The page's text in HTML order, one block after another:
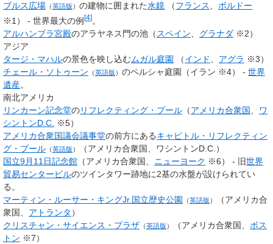
ブルス広場 （英語版 ） の建物に囲まれた水鏡 （フランス、 ボルドー
※1） - 世界最大の例 [4] 。
アルハンブラ宮殿のアラヤネス門の池（ スペイン グラナダ ※2）
アジア
タージ・マハルの景色を映し込むムガル庭園 （インド アグラ ※3）
チェール・ソトゥーン （英語版 ） のペルシャ庭園（イラン ※4） - 世界
遺産。
南北アメリカ
リンカーン記念堂のリフレクティング・プール （アメリカ合衆国
ワ
シントンD.C.
※5）
アメリカ合衆国議会議事堂の前方にあるキャピトル・リフレクティン
グ・プール （英語版 ）
（アメリカ合衆国、ワシントンD.C.）
国立9月11日記念館 （アメリカ合衆国、 ニューヨーク ※6） - 旧世界
貿易センタービルのツインタワー跡地に2基の水盤が設けられてい
る。
マーティン・ルーサー・キングJr.国立歴史公園
（英語版 ）
（アメリカ合
衆国、 アトランタ ）
クリスチャン・サイエンス・プラザ （英語版 ） （アメリカ合衆国、 ボス
トン ※7）